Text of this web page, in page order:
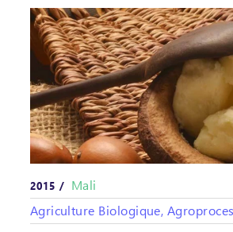
2015 / Mali
Agriculture Biologique,